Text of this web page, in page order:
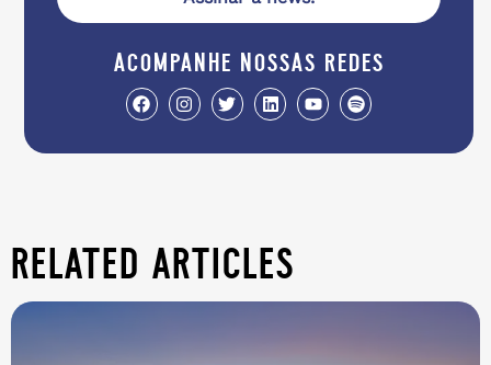
acompanhe nossas redes
related articles